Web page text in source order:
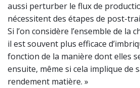
aussi perturber le flux de
nécessitent des étapes de post-
Si l’on considère l’ensemble de la
il est souvent plus efficace
fonction de la manière dont elles
ensuite, même si cela implique de
rendement matière. »